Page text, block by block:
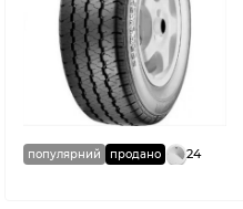
популярний продано 24